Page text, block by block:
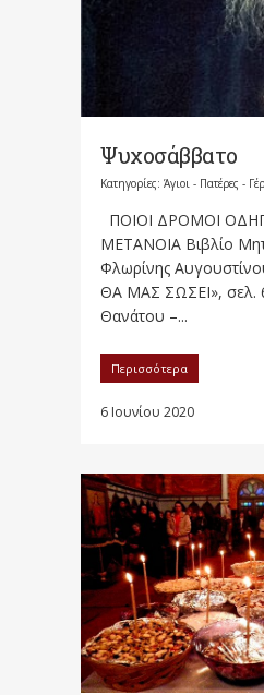
Ψυχοσάββατο
Κατηγορίες: Άγιοι - Πατέρες -
ΠOIOI ΔPOMOI
METΑNOIΑ Bιβλίο
Φλωρίνης
ΘA MAΣ ΣΩΣEI», σελ.
Θανάτου –...
Περισσότερα
6 Ιουνίου 2020